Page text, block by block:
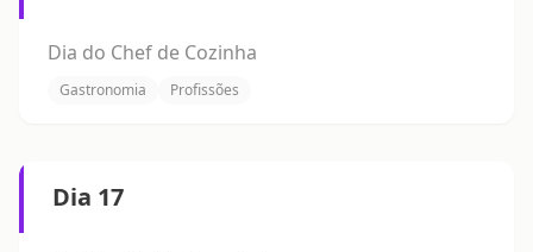
Dia do Chef de Cozinha
Gastronomia Profissões
Dia 17